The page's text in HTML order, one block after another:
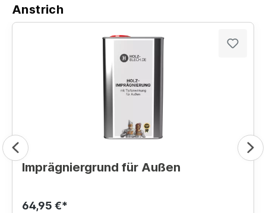
Anstrich
Imprägniergrund für Außen
64,95 €*